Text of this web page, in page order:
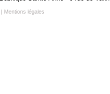
| Mentions légales